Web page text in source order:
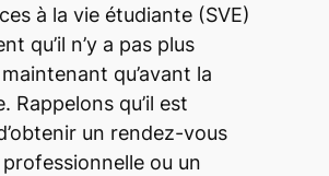
à la vie étudiante (SVE)
qu’il n’y a pas plus
qu’avant la
Rappelons qu’il est
un rendez-vous
ou un